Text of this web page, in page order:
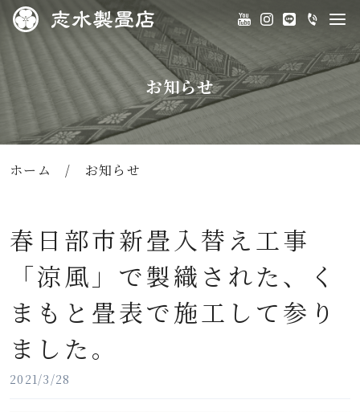
お知らせ
ホーム / お知らせ
春日部市新畳入替え工事
「涼風」で製織された、く
まもと畳表で施工して参り
ました。
2021/3/28